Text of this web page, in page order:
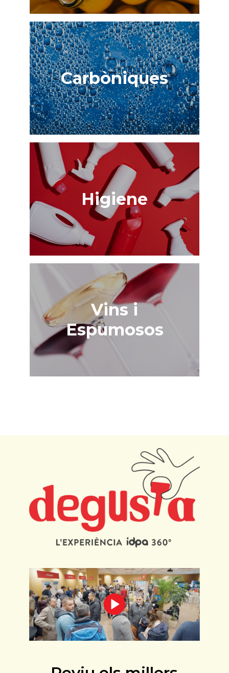
Carbòniques
Higiene
Vins i
Espumosos